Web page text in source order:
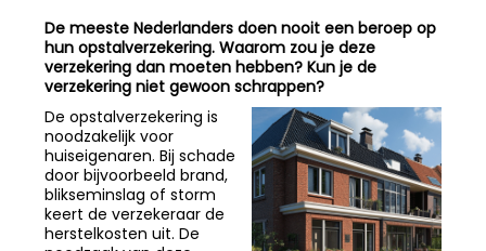
De meeste Nederlanders doen nooit een beroep op
hun opstalverzekering. Waarom zou je deze
verzekering dan moeten hebben? Kun je de
verzekering niet gewoon schrappen?
De opstalverzekering is
noodzakelijk voor
huiseigenaren. Bij schade
door bijvoorbeeld brand,
blikseminslag of storm
keert de verzekeraar de
herstelkosten uit. De